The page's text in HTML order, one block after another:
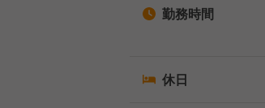
勤務時間
休日